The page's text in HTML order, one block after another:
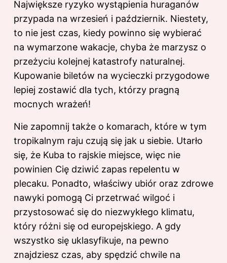
Największe ryzyko wystąpienia huraganów
przypada na wrzesień i październik. Niestety,
to nie jest czas, kiedy powinno się wybierać
na wymarzone wakacje, chyba że marzysz o
przeżyciu kolejnej katastrofy naturalnej.
Kupowanie biletów na wycieczki przygodowe
lepiej zostawić dla tych, którzy pragną
mocnych wrażeń!
Nie zapomnij także o komarach, które w tym
tropikalnym raju czują się jak u siebie. Utarło
się, że Kuba to rajskie miejsce, więc nie
powinien Cię dziwić zapas repelentu w
plecaku. Ponadto, właściwy ubiór oraz zdrowe
nawyki pomogą Ci przetrwać wilgoć i
przystosować się do niezwykłego klimatu,
który różni się od europejskiego. A gdy
wszystko się uklasyfikuje, na pewno
znajdziesz czas, aby spędzić chwile na